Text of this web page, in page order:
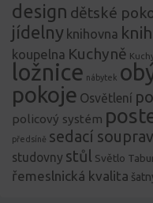
design dětské
jídelny knihovna
koupelna Kuchyně
ložnice nábytek
pokoje Osvětlení
policový systém
předsíně sedací
studovny stůl Světlo
řemeslnická kvalita